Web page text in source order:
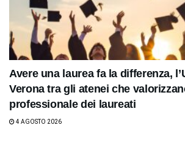
Avere una laurea fa la differenza,
Verona tra gli atenei che
professionale dei laureati
4 AGOSTO 2026